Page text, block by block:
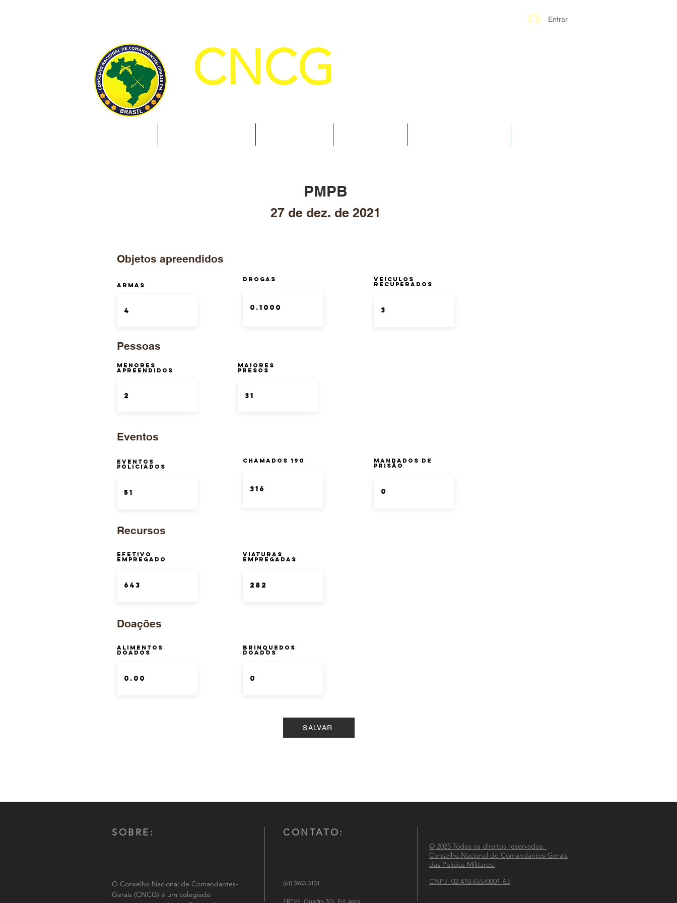
Entrar
CNCG
PMPB
27 de dez. de 2021
Objetos apreendidos
ARMAS
DROGAS Veiculos
Recuperados
Pessoas
Menores
Apreendidos
Maiores
Presos
Eventos
Eventos
Policiados
Chamados 190 Mandados de
Prisão
Recursos
Efetivo
Empregado
Viaturas
Empregadas
Doações
Alimentos
Doados
Brinquedos
doados
SALVAR
SOBRE:
O Conselho Nacional de Comandantes-
Gerais (CNCG) é um colegiado
CONTATO:
(61) 3963-3131
SRTVS, Quadra 701, Ed. Assis
© 2025 Todos os direitos reservados.
Conselho Nacional de Comandantes-Gerais
das Polícias Militares.
CNPJ: 02.410.655/0001-63